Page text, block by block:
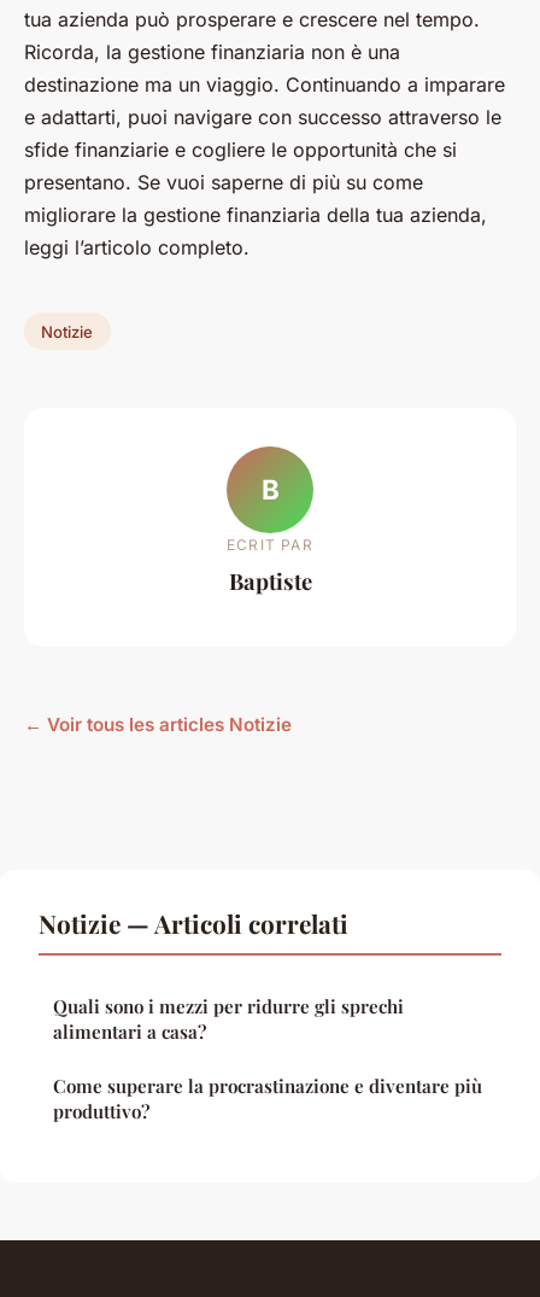
tua azienda può prosperare e crescere nel tempo.
Ricorda, la gestione finanziaria non è una
destinazione ma un viaggio. Continuando a imparare
e adattarti, puoi navigare con successo attraverso le
sfide finanziarie e cogliere le opportunità che si
presentano. Se vuoi saperne di più su come
migliorare la gestione finanziaria della tua azienda,
leggi l’articolo completo.
Notizie
B
ECRIT PAR
Baptiste
← Voir tous les articles Notizie
Notizie — Articoli correlati
Quali sono i mezzi per ridurre gli sprechi
alimentari a casa?
Come superare la procrastinazione e diventare più
produttivo?